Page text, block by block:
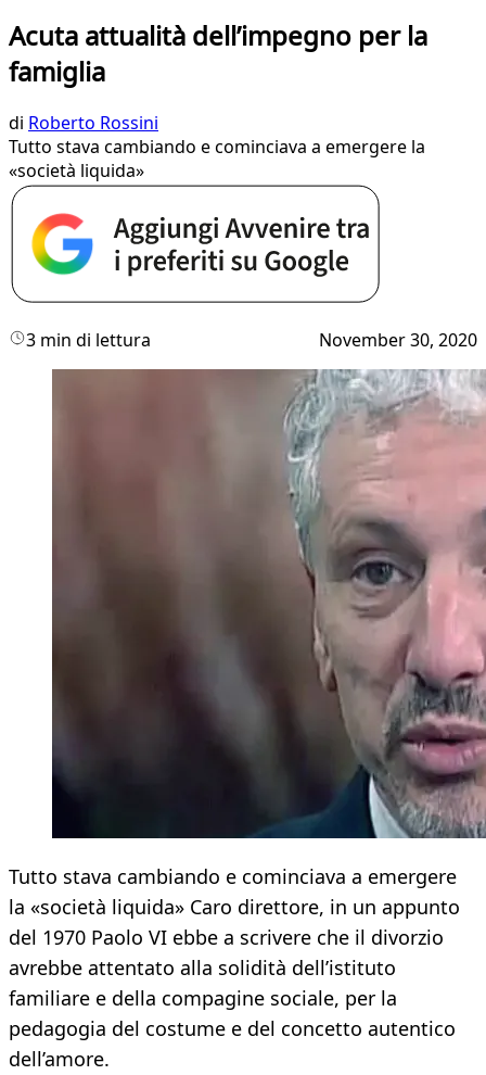
Acuta attualità dell’impegno per la
famiglia
di Roberto Rossini
Tutto stava cambiando e cominciava a emergere la
«società liquida»
3 min di lettura November 30, 2020
Tutto stava cambiando e cominciava a emergere
la «società liquida» Caro direttore, in un appunto
del 1970 Paolo VI ebbe a scrivere che il divorzio
avrebbe attentato alla solidità dell’istituto
familiare e della compagine sociale, per la
pedagogia del costume e del concetto autentico
dell’amore.